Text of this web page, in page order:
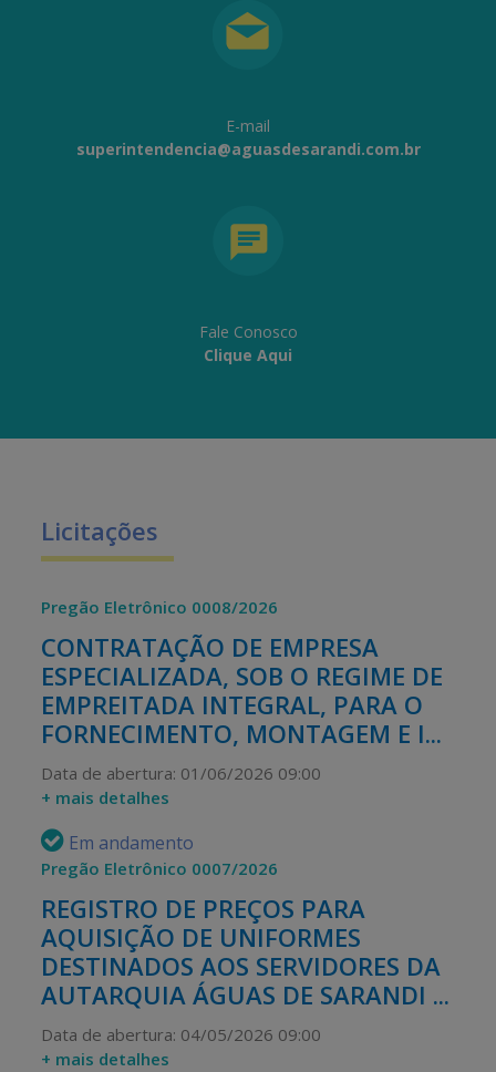
E-mail
superintendencia@aguasdesarandi.com.br
Fale Conosco
Clique Aqui
Licitações
Pregão Eletrônico 0008/2026
CONTRATAÇÃO DE EMPRESA
ESPECIALIZADA, SOB O REGIME DE
EMPREITADA INTEGRAL, PARA O
FORNECIMENTO, MONTAGEM E I...
Data de abertura: 01/06/2026 09:00
+ mais detalhes
Em andamento
Pregão Eletrônico 0007/2026
REGISTRO DE PREÇOS PARA
AQUISIÇÃO DE UNIFORMES
DESTINADOS AOS SERVIDORES DA
AUTARQUIA ÁGUAS DE SARANDI ...
Data de abertura: 04/05/2026 09:00
+ mais detalhes